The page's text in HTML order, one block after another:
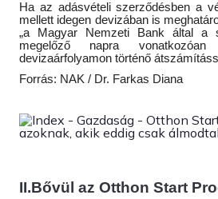
Ha az adásvételi szerződésben a
mellett idegen devizában is
„a Magyar Nemzeti Bank által a
megelőző napra vonatkozóan
devizaárfolyamon történő
Forrás: NAK / Dr. Farkas Diana
II.Bővül az Otthon Start